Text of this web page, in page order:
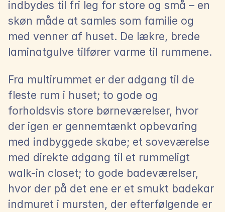
indbydes til fri leg for store og små – en
skøn måde at samles som familie og
med venner af huset. De lækre, brede
laminatgulve tilfører varme til rummene.
Fra multirummet er der adgang til de
fleste rum i huset; to gode og
forholdsvis store børneværelser, hvor
der igen er gennemtænkt opbevaring
med indbyggede skabe; et soveværelse
med direkte adgang til et rummeligt
walk-in closet; to gode badeværelser,
hvor der på det ene er et smukt badekar
indmuret i mursten, der efterfølgende er